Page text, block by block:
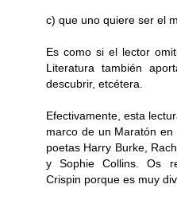
c) que uno quiere ser el
Es como si el lector
Literatura también
descubrir, etcétera.
Efectivamente, esta
marco de un Maratón
poetas Harry Burke,
y Sophie Collins. Os
Crispin porque es muy